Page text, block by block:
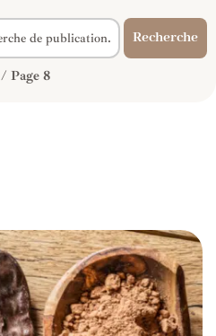
Recherche
/ Page 8